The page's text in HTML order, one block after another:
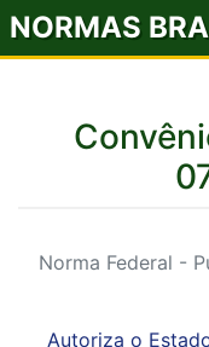
NORMAS
Norma Federal -
Autoriza o